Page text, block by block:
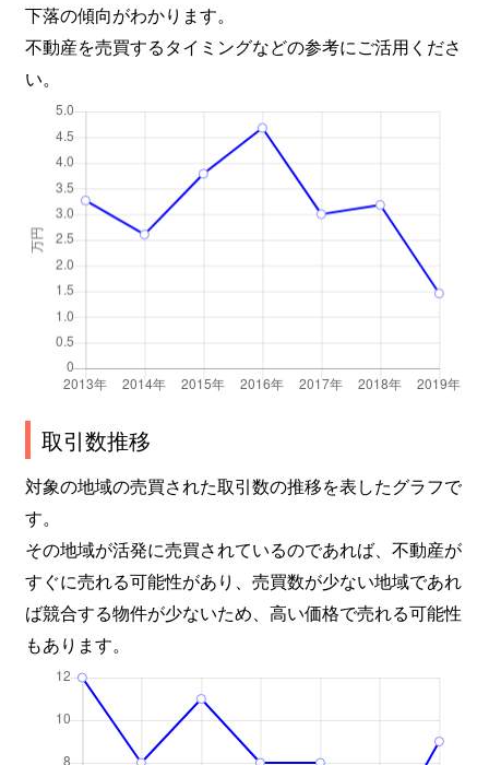
下落の傾向がわかります。
不動産を売買するタイミングなどの参考にご活用くださ
い。
取引数推移
対象の地域の売買された取引数の推移を表したグラフで
す。
その地域が活発に売買されているのであれば、不動産が
すぐに売れる可能性があり、売買数が少ない地域であれ
ば競合する物件が少ないため、高い価格で売れる可能性
もあります。